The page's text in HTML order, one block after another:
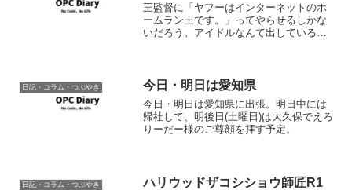
王監督に「ヤフーはインターネットのホ
ームラン王です。」ってやらせるしかな
いだろう。アイドルなんて出している場
日記・コラム・つぶやき 今日・明日は愛知県
今日・明日は愛知県に出張。明日中には
帰社して、明後日(土曜日)は大久保でえろ
りーだー様のご尊顔を拝す予定。
日記・コラム・つぶやき
ハリウッドザコシショウ師匠R1